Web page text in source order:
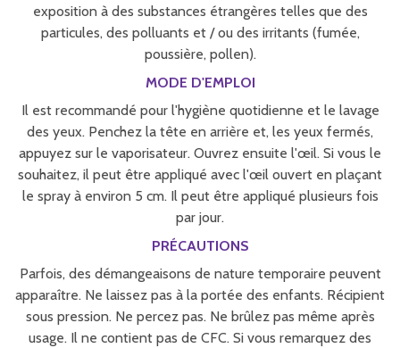
exposition à des substances étrangères telles que des
particules, des polluants et / ou des irritants (fumée,
poussière, pollen).
MODE D'EMPLOI
Il est recommandé pour l'hygiène quotidienne et le lavage
des yeux. Penchez la tête en arrière et, les yeux fermés,
appuyez sur le vaporisateur. Ouvrez ensuite l'œil. Si vous le
souhaitez, il peut être appliqué avec l'œil ouvert en plaçant
le spray à environ 5 cm. Il peut être appliqué plusieurs fois
par jour.
PRÉCAUTIONS
Parfois, des démangeaisons de nature temporaire peuvent
apparaître. Ne laissez pas à la portée des enfants. Récipient
sous pression. Ne percez pas. Ne brûlez pas même après
usage. Il ne contient pas de CFC. Si vous remarquez des